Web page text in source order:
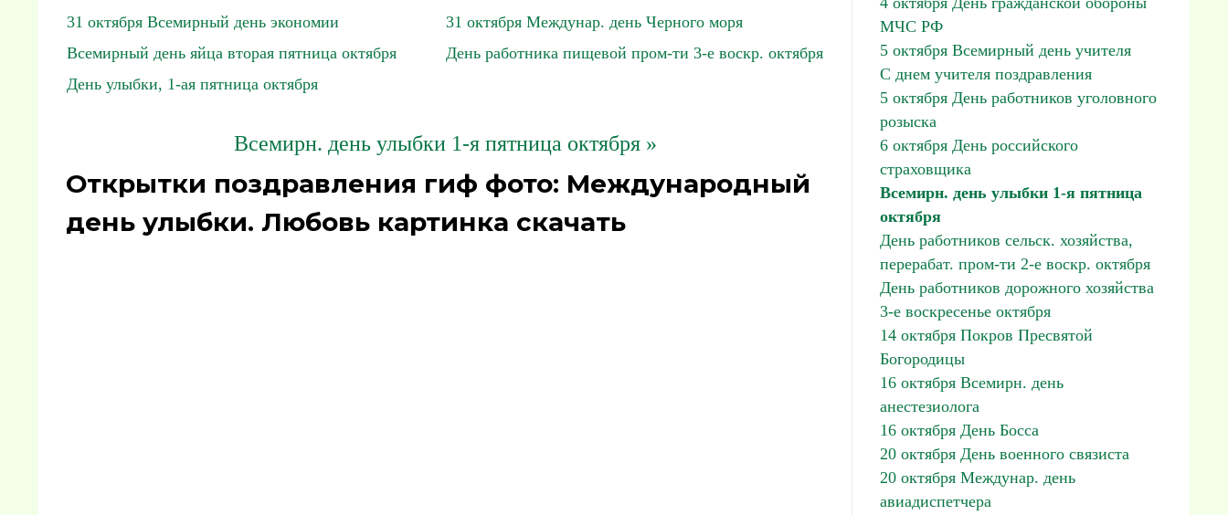
31 октября Всемирный день экономии
31 октября Междунар. день Черного моря
Всемирный день яйца вторая пятница октября
День работника пищевой пром-ти 3-е воскр. октября
День улыбки, 1-ая пятница октября
Всемирн. день улыбки 1-я пятница октября »
Открытки поздравления гиф фото: Международный
день улыбки. Любовь картинка скачать
МЧС РФ
5 октября Всемирный день учителя
С днем учителя поздравления
5 октября День работников уголовного
розыска
6 октября День российского
страховщика
Всемирн. день улыбки 1-я пятница
октября
День работников сельск. хозяйства,
перерабат. пром-ти 2-е воскр. октября
День работников дорожного хозяйства
3-е воскресенье октября
14 октября Покров Пресвятой
Богородицы
16 октября Всемирн. день
анестезиолога
16 октября День Босса
20 октября День военного связиста
20 октября Междунар. день
авиадиспетчера